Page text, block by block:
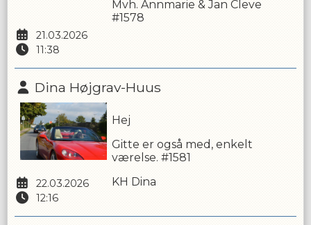
21.03.2026
11:38
Mvh. Annmarie & Jan Cleve
#1578
Dina Højgrav-Huus
22.03.2026
12:16
Hej
Gitte er også med, enkelt
værelse. #1581
KH Dina